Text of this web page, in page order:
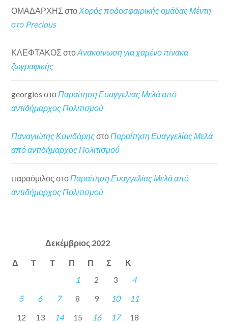
ΟΜΑΔΑΡΧΗΣ στο Χορός ποδοσφαιρικής ομάδας Μέντη
στο Precious
ΚΛΕΦΤΑΚΟΣ στοΑνακοίνωση για χαμένο πίνακα
ζωγραφικής
georgios στοΠαραίτηση Ευαγγελίας Μελά από
αντιδήμαρχος Πολιτισμού
Παναγιώτης ΚονιδάρηςστοΠαραίτηση Ευαγγελίας Μελά
από αντιδήμαρχος Πολιτισμού
παραόμιλος στο Παραίτηση Ευαγγελίας Μελά από
αντιδήμαρχος Πολιτισμού
Δεκέμβριος 2022
Δ Τ Τ Π Π Σ Κ
1 2 3
4
5
6 7 8 9 10
11
12
13 14 15 16 17
18